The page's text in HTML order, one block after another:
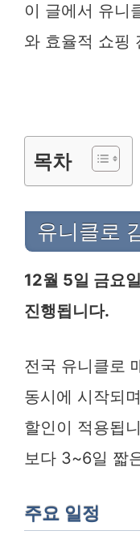
이 글에서 유니
와 효율적 쇼핑
목차
유니클로
12월 5일 금요
진행됩니다.
전국 유니클로
동시에 시작되
할인이 적용됩
보다 3~6일 짧
주요 일정